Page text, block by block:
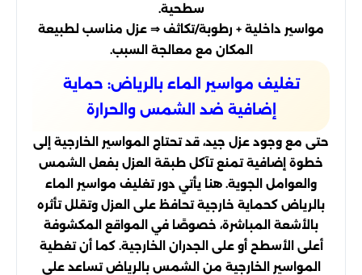
سطحية.
مواسير داخلية + رطوبة/تكاثف ⇒ عزل مناسب لطبيعة
المكان مع معالجة السبب.
تغليف مواسير الماء بالرياض: حماية
إضافية ضد الشمس والحرارة
حتى مع وجود عزل جيد، قد تحتاج المواسير الخارجية إلى
خطوة إضافية تمنع تآكل طبقة العزل بفعل الشمس
والعوامل الجوية. هنا يأتي دور تغليف مواسير الماء
بالرياض كحماية خارجية تحافظ على العزل وتقلل تأثره
بالأشعة المباشرة، خصوصًا في المواقع المكشوفة
أعلى الأسطح أو على الجدران الخارجية. كما أن تغطية
المواسير الخارجية من الشمس بالرياض تساعد على